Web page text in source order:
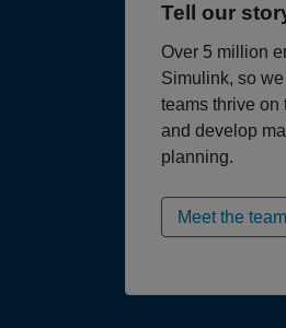
Tell our
Over 5 million
Simulink, so
teams thrive on
and develop
planning.
Meet the